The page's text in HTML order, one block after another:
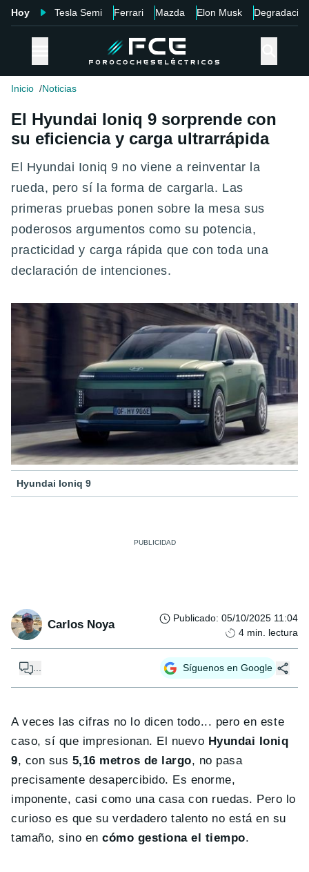
Hoy Tesla Semi Ferrari Mazda Elon Musk Degradación
Inicio Noticias
El Hyundai Ioniq 9 sorprende con
su eficiencia y carga ultrarrápida
El Hyundai Ioniq 9 no viene a reinventar la
rueda, pero sí la forma de cargarla. Las
primeras pruebas ponen sobre la mesa sus
poderosos argumentos como su potencia,
practicidad y carga rápida que con toda una
declaración de intenciones.
Hyundai Ioniq 9
Carlos Noya Publicado: 05/10/2025 11:04
4 min. lectura
... Síguenos en Google
A veces las cifras no lo dicen todo... pero en este
caso, sí que impresionan. El nuevo Hyundai Ioniq
9, con sus 5,16 metros de largo, no pasa
precisamente desapercibido. Es enorme,
imponente, casi como una casa con ruedas. Pero lo
curioso es que su verdadero talento no está en su
tamaño, sino encómo gestiona el tiempo.